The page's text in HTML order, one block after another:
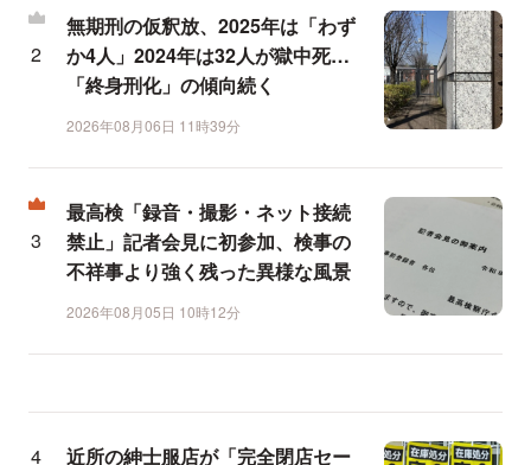
無期刑の仮釈放、2025年は「わず
か4人」2024年は32人が獄中死…
「終身刑化」の傾向続く
2026年08月06日 11時39分
最高検「録音・撮影・ネット接続
禁止」記者会見に初参加、検事の
不祥事より強く残った異様な風景
2026年08月05日 10時12分
近所の紳士服店が「完全閉店セー